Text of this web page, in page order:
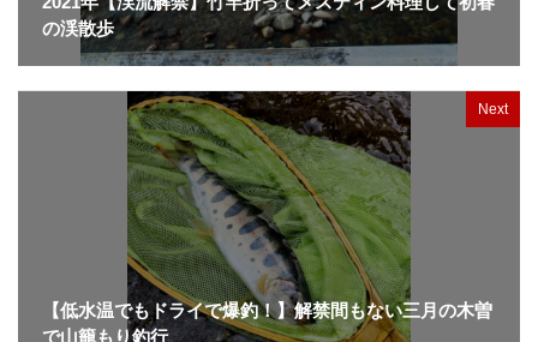
の渓散歩
Next
【低水温でもドライで爆釣！】解禁間もない三月の木曽
で山籠もり釣行